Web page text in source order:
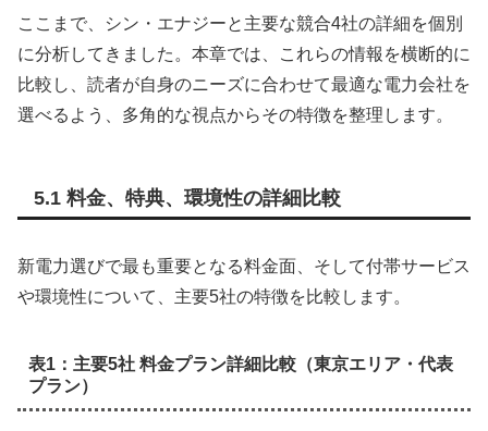
ここまで、シン・エナジーと主要な競合4社の詳細を個別
に分析してきました。本章では、これらの情報を横断的に
比較し、読者が自身のニーズに合わせて最適な電力会社を
選べるよう、多角的な視点からその特徴を整理します。
5.1 料金、特典、環境性の詳細比較
新電力選びで最も重要となる料金面、そして付帯サービス
や環境性について、主要5社の特徴を比較します。
表1：主要5社 料金プラン詳細比較（東京エリア・代表
プラン）